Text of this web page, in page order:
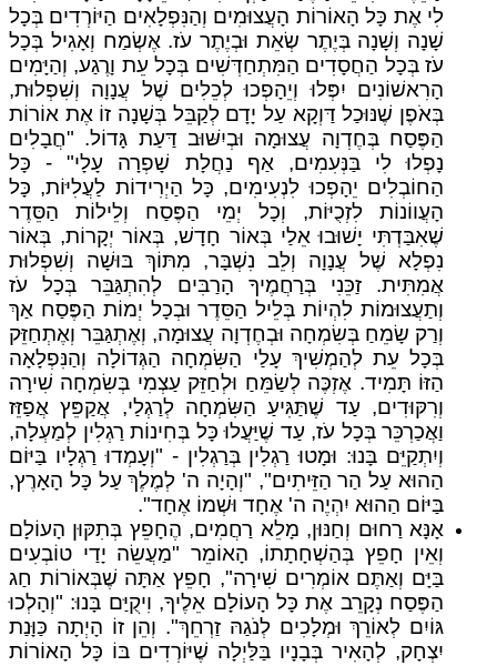
לִי אֶת כָּל הָאוֹרוֹת הָעֲצוּמִים וְהַנִּפְלָאִים הַיּוֹרְדִים בְּכָל
שָׁנָה וְשָׁנָה בְּיֶתֶר שְׂאֵת וּבְיֶתֶר עֹז. אֶשְׂמַח וְאָגִיל בְּכָל
עֹז בְּכָל הַחֲסָדִים הַמִּתְחַדְּשִׁים בְּכָל עֵת וָרֶגַע, וְהַיָּמִים
הָרִאשׁוֹנִים יִפְּלוּ וְיֵהָפְכוּ לְכֵלִים שֶׁל עֲנָוָה וְשִׁפְלוּת,
בְּאֹפֶן שֶׁנּוּכַל דַּוְקָא עַל יָדָם לְקַבֵּל בְּשָׁנָה זוֹ אֶת אוֹרוֹת
הַפֶּסַח בְּחֶדְוָה עֲצוּמָה וּבְיִשּׁוּב דַּעַת גָּדוֹל. "חֲבָלִים
נָפְלוּ לִי בַּנְּעִמִים, אַף נַחֲלָת שָׁפְרָה עָלָי" - כָּל
הַחוֹבְלִים יֵהָפְכוּ לִנְעִימִים, כָּל הַיְרִידוֹת לַעֲלִיּוֹת, כָּל
הָעֲווֹנוֹת לִזְכֻיּוֹת, וְכָל יְמֵי הַפֶּסַח וְלֵילוֹת הַסֵּדֶר
שֶׁאִבַּדְתִּי יָשׁוּבוּ אֵלַי בְּאוֹר חָדָשׁ, בְּאוֹר יְקָרוֹת, בְּאוֹר
נִפְלָא שֶׁל עֲנָוָה וְלֵב נִשְׁבָּר, מִתּוֹךְ בּוּשָׁה וְשִׁפְלוּת
אֲמִתִּית. זַכֵּנִי בְּרַחֲמֶיךָ הָרַבִּים לְהִתְגַּבֵּר בְּכָל עֹז
וְתַעֲצוּמוֹת לִהְיוֹת בְּלֵיל הַסֵּדֶר וּבְכָל יְמוֹת הַפֶּסַח אַךְ
וְרַק שָׂמֵחַ בְּשִׂמְחָה וּבְחֶדְוָה עֲצוּמָה, וְאֶתְגַּבֵּר וְאֶתְחַזֵּק
בְּכָל עֵת לְהַמְשִׁיךְ עָלַי הַשִּׂמְחָה הַגְּדוֹלָה וְהַנִּפְלָאָה
הַזּוֹ תָּמִיד. אֶזְכֶּה לְשַׂמֵּחַ וּלְחַזֵּק עַצְמִי בְּשִׂמְחָה שִׁירָה
וְרִקּוּדִים, עַד שֶׁתַּגִּיעַ הַשִּׂמְחָה לְרַגְלַי, אֲקַפֵּץ אֲפַזֵּז
וַאֲכַרְכֵּר בְּכָל עֹז, עַד שֶׁיַּעֲלוּ כָּל בְּחִינוֹת רַגְלִין לְמַעְלָה,
וְיִתְקַיֵּם בָּנוּ: וּמָטוּ רַגְלִין בְּרַגְלִין - "וְעָמְדוּ רַגְלָיו בַּיּוֹם
הַהוּא עַל הַר הַזֵּיתִים", "וְהָיָה ה' לְמֶלֶךְ עַל כָּל הָאָרֶץ,
בַּיּוֹם הַהוּא יִהְיֶה ה' אֶחָד וּשְׁמוֹ אֶחָד".
אָנָּא רַחוּם וְחַנּוּן, מָלֵא רַחֲמִים, הֶחָפֵץ בְּתִקּוּן הָעוֹלָם
וְאֵין חָפֵץ בְּהַשְׁחָתָתוֹ, הָאוֹמֵר "מַעֲשֵׂה יָדַי טוֹבְעִים
בַּיָּם וְאַתֶּם אוֹמְרִים שִׁירָה", חָפֵץ אַתָּה שֶׁבְּאוֹרוֹת חַג
הַפֶּסַח נְקָרֵב אֶת כָּל הָעוֹלָם אֵלֶיךָ, וִיקֻיַּם בָּנוּ: "וְהָלְכוּ
גּוֹיִם לְאוֹרֵךְ וּמְלָכִים לְנֹגַהּ זַרְחֵךְ". וְהֵן זוֹ הָיְתָה כַּוָּנַת
יִצְחָק, לְהָאִיר בְּבָנָיו בַּלַּיְלָה שֶׁיּוֹרְדִים בּוֹ כָּל הָאוֹרוֹת